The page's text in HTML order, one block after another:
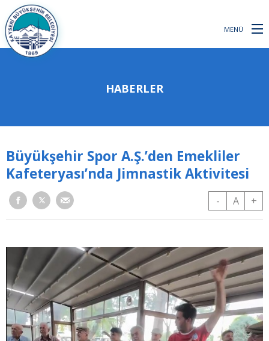
MENÜ
HABERLER
Büyükşehir Spor A.Ş.’den Emekliler
Kafeteryası’nda Jimnastik Aktivitesi
- A +